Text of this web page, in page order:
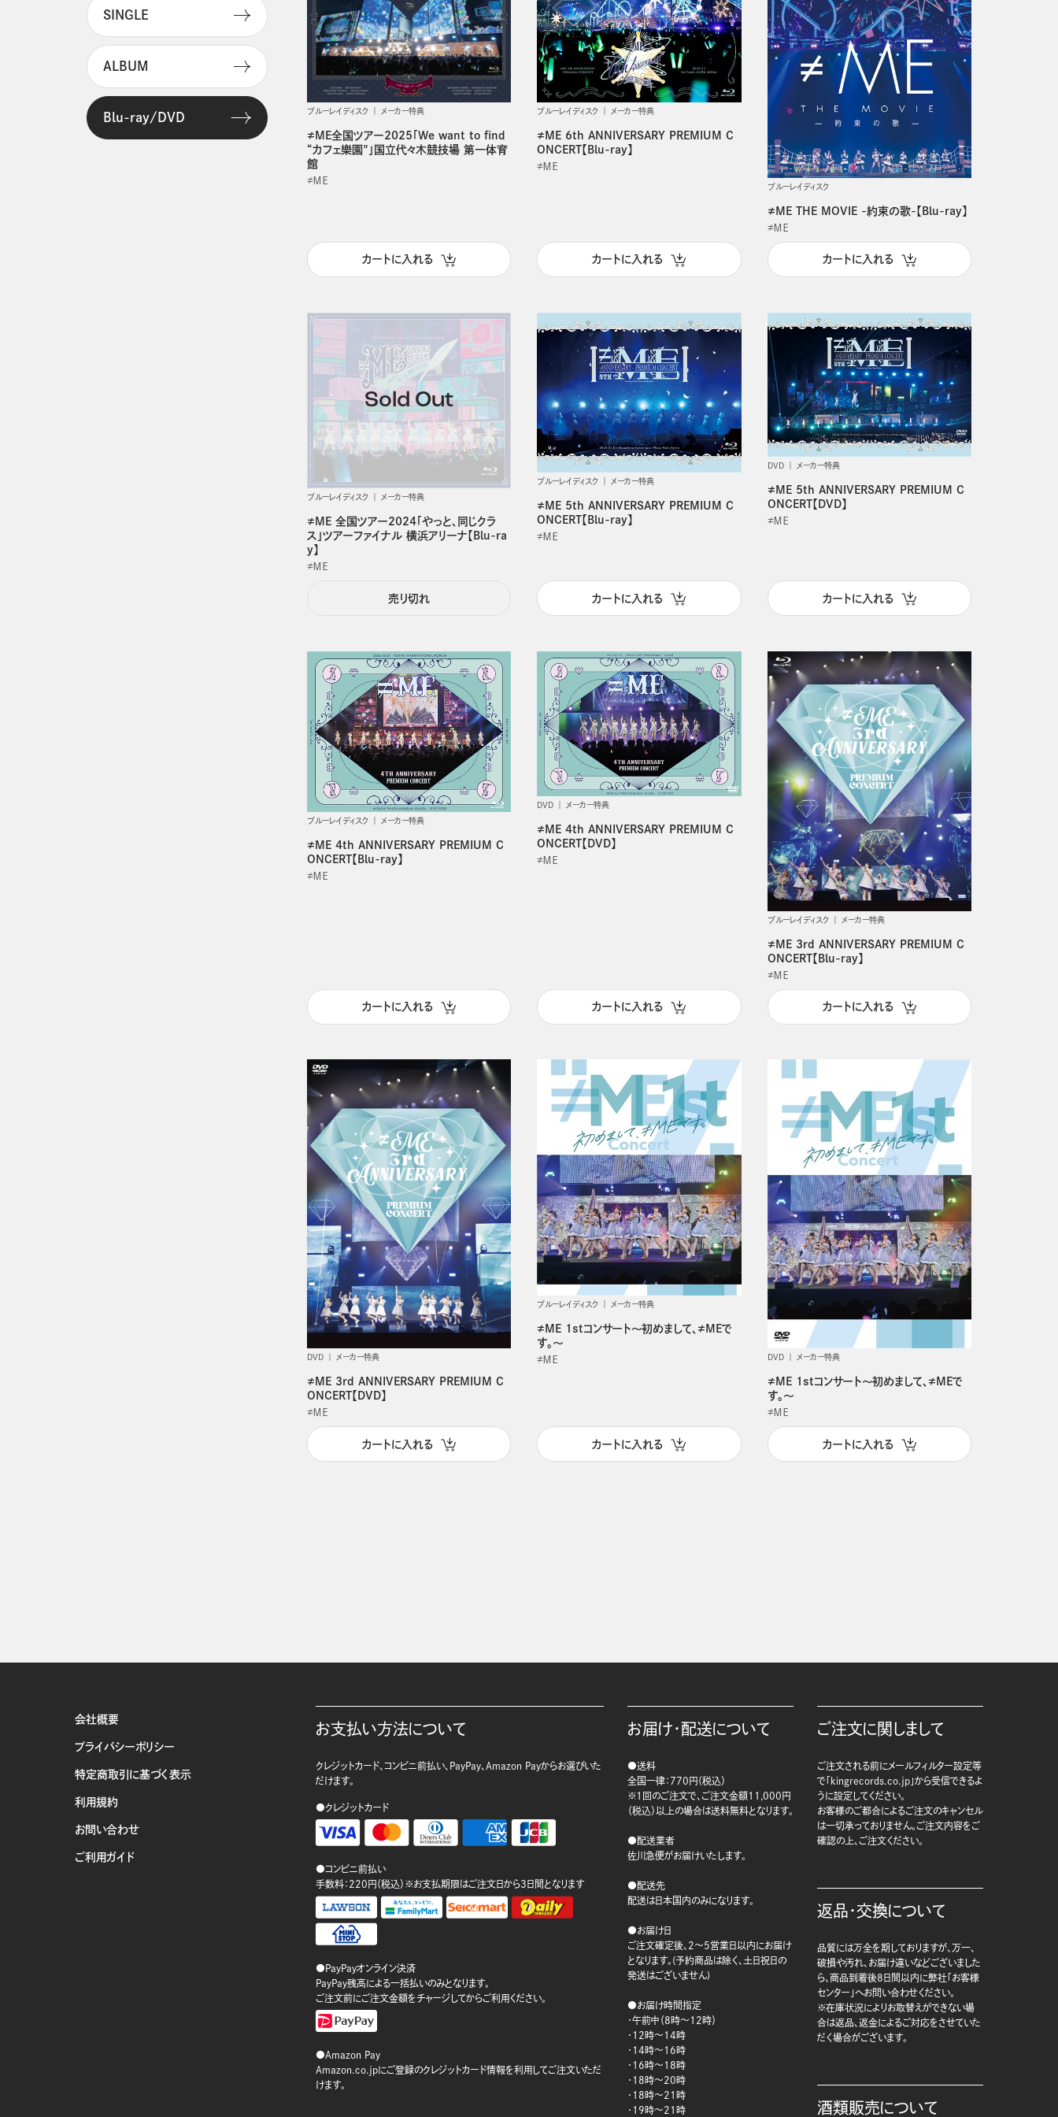
SINGLE
ALBUM
Blu-ray/DVD
ブルーレイディスク メーカー特典
≠ME全国ツアー2025「We want to find
“カフェ樂園"」国立代々木競技場 第一体育
館
≠ＭＥ
カートに入れる
ブルーレイディスク メーカー特典
≠ME 6th ANNIVERSARY PREMIUM C
ONCERT【Blu-ray】
≠ＭＥ
カートに入れる
ブルーレイディスク
≠ME THE MOVIE -約束の歌-【Blu-ray】
≠ＭＥ
カートに入れる
ブルーレイディスク メーカー特典
≠ME 全国ツアー2024「やっと、同じクラ
ス」ツアーファイナル 横浜アリーナ【Blu-ra
y】
≠ＭＥ
売り切れ
ブルーレイディスク メーカー特典
≠ME 5th ANNIVERSARY PREMIUM C
ONCERT【Blu-ray】
≠ＭＥ
カートに入れる
DVD メーカー特典
≠ME 5th ANNIVERSARY PREMIUM C
ONCERT【DVD】
≠ＭＥ
カートに入れる
ブルーレイディスク メーカー特典
≠ME 4th ANNIVERSARY PREMIUM C
ONCERT【Blu-ray】
≠ＭＥ
カートに入れる
DVD メーカー特典
≠ME 4th ANNIVERSARY PREMIUM C
ONCERT【DVD】
≠ＭＥ
カートに入れる
ブルーレイディスク メーカー特典
≠ME 3rd ANNIVERSARY PREMIUM C
ONCERT【Blu-ray】
≠ＭＥ
カートに入れる
DVD メーカー特典
≠ME 3rd ANNIVERSARY PREMIUM C
ONCERT【DVD】
≠ＭＥ
カートに入れる
ブルーレイディスク メーカー特典
≠ME 1stコンサート～初めまして、≠MEで
す。～
≠ＭＥ
カートに入れる
DVD メーカー特典
≠ME 1stコンサート～初めまして、≠MEで
す。～
≠ＭＥ
カートに入れる
会社概要
プライバシーポリシー
特定商取引に基づく表示
利用規約
お問い合わせ
ご利用ガイド
お支払い方法について
クレジットカード、コンビニ前払い、PayPay、Amazon Payからお選びいた
だけます。
●クレジットカード
●コンビニ前払い
手数料：220円（税込）※お支払期限はご注文日から3日間となります
●PayPayオンライン決済
PayPay残高による一括払いのみとなります。
ご注文前にご注文金額をチャージしてからご利用ください。
●Amazon Pay
Amazon.co.jpにご登録のクレジットカード情報を利用してご注文いただ
けます。
お届け・配送について
●送料
全国一律：770円（税込）
※1回のご注文で、ご注文金額11,000円
（税込）以上の場合は送料無料となります。
●配送業者
佐川急便がお届けいたします。
●配送先
配送は日本国内のみになります。
●お届け日
ご注文確定後、2～5営業日以内にお届け
となります。(予約商品は除く、土日祝日の
発送はございません)
●お届け時間指定
・午前中（8時～12時）
・12時～14時
・14時～16時
・16時～18時
・18時～20時
・18時～21時
・19時～21時
ご注文に関しまして
ご注文される前にメールフィルター設定等
で「kingrecords.co.jp」から受信できるよ
うに設定してください。
お客様のご都合によるご注文のキャンセル
は一切承っておりません。ご注文内容をご
確認の上、ご注文ください。
返品・交換について
品質には万全を期しておりますが、万一、
破損や汚れ、お届け違いなどございました
ら、商品到着後8日間以内に弊社「お客様
センター」へお問い合わせください。
※在庫状況によりお取替えができない場
合は返品、返金によるご対応をさせていた
だく場合がございます。
酒類販売について